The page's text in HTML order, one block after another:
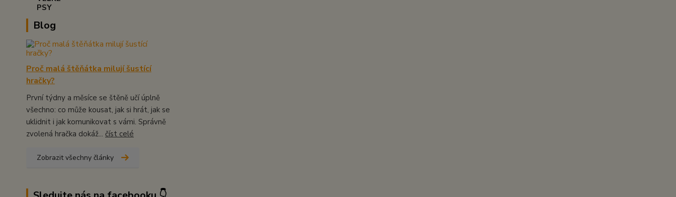
Blog
Proč malá štěňátka milují šustící
hračky?
První týdny a měsíce se štěně učí úplně
všechno: co může kousat, jak si hrát, jak se
uklidnit i jak komunikovat s vámi. Správně
zvolená hračka dokáž... číst celé
Zobrazit všechny články